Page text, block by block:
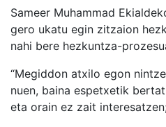
Sameer Muhammad
gero ukatu egin zitzaion
nahi bere hezkuntza-
“Megiddon atxilo egon
nuen, baina espetxetik
eta orain ez zait